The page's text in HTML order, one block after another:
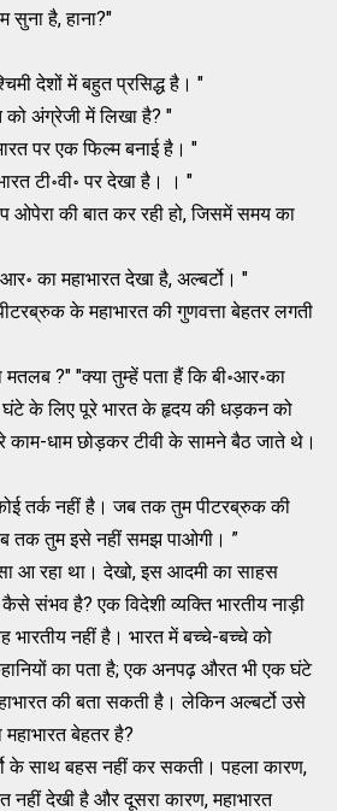
सुना है, हाना?"
देशों में बहुत प्रसिद्ध है। "
को अंग्रेजी में लिखा है? "
पर एक फिल्म बनाई है। "
टी॰वी॰ पर देखा है। । "
ओपेरा की बात कर रही हो, जिसमें समय का
का महाभारत देखा है, अल्बर्टो। "
के महाभारत की गुणवत्ता बेहतर लगती
मतलब ?" "क्या तुम्हें पता हैं कि बी॰आर॰का
घंटे के लिए पूरे भारत के हृदय की धड़कन को
काम-धाम छोड़कर टीवी के सामने बैठ जाते थे।
तर्क नहीं है। जब तक तुम पीटरब्रुक की
तक तुम इसे नहीं समझ पाओगी। ”
आ रहा था। देखो, इस आदमी का साहस
संभव है? एक विदेशी व्यक्ति भारतीय नाड़ी
नहीं है। भारत में बच्चे-बच्चे को
का पता है; एक अनपढ़ औरत भी एक घंटे
की बता सकती है। लेकिन अल्बर्टो उसे
बेहतर है?
के साथ बहस नहीं कर सकती। पहला कारण,
नहीं देखी है और दूसरा कारण, महाभारत